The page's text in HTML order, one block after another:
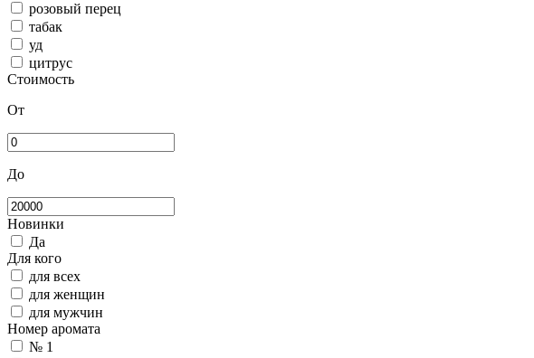
розовый перец
табак
уд
цитрус
Стоимость
От
До
Новинки
Да
Для кого
для всех
для женщин
для мужчин
Номер аромата
№ 1